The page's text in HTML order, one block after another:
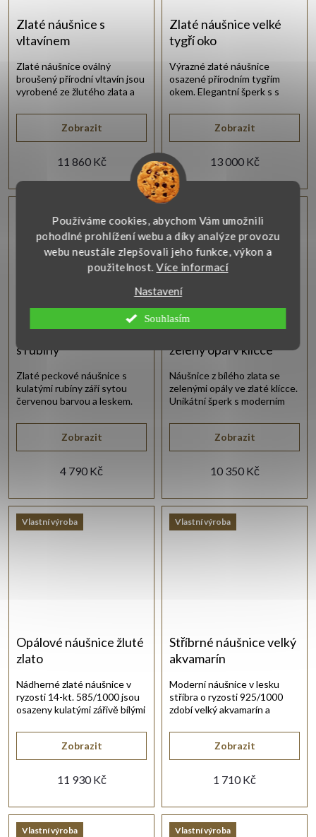
Používáme cookies, abychom Vám umožnili
pohodlné prohlížení webu a díky analýze provozu
webu neustále zlepšovali jeho funkce, výkon a
použitelnost.Více informací
Nastavení
Souhlasím
Zlaté náušnice s
vltavínem
11 860 Kč
Zobrazit
Zlaté náušnice oválný
broušený přírodní vltavín jsou
vyrobené ze žlutého zlata a
Zlaté náušnice velké
tygří oko
13 000 Kč
Zobrazit
Výrazné zlaté náušnice
osazené přírodním tygřím
okem. Elegantní šperk s s
Zlaté peckové náušnice
s rubíny
4 790 Kč
Zobrazit
Zlaté peckové náušnice s
kulatými rubíny září sytou
červenou barvou a leskem.
Náušnice bílé zlato
zelený opál v klícce
10 350 Kč
Zobrazit
Náušnice z bílého zlata se
zelenými opály ve zlaté klícce.
Unikátní šperk s moderním
Vlastní výroba
Opálové náušnice žluté
zlato
11 930 Kč
Zobrazit
Nádherné zlaté náušnice v
ryzosti 14-kt. 585/1000 jsou
osazeny kulatými zářivě bílými
Vlastní výroba
Stříbrné náušnice velký
akvamarín
1 710 Kč
Zobrazit
Moderní náušnice v lesku
stříbra o ryzosti 925/1000
zdobí velký akvamarín a
Vlastní výroba Vlastní výroba